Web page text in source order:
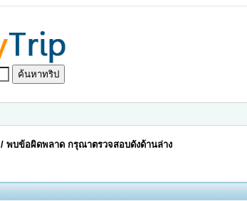
/พบข้อผิดพลาด กรุณาตรวจสอบดังด้านล่าง